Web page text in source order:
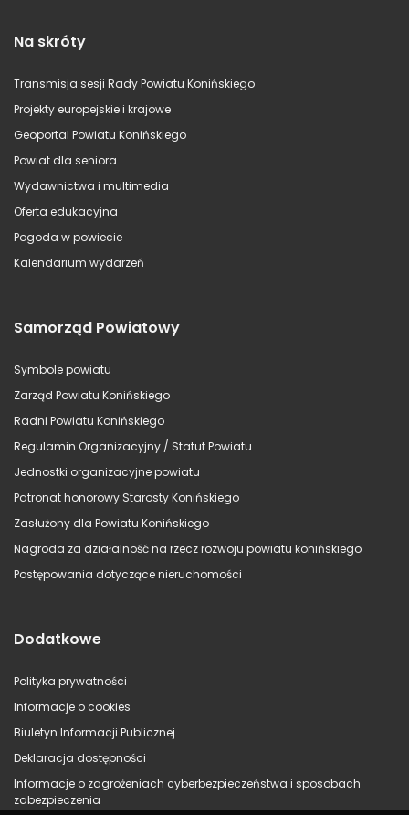
Na skróty
Transmisja sesji Rady Powiatu Konińskiego
Projekty europejskie i krajowe
Geoportal Powiatu Konińskiego
Powiat dla seniora
Wydawnictwa i multimedia
Oferta edukacyjna
Pogoda w powiecie
Kalendarium wydarzeń
Samorząd Powiatowy
Symbole powiatu
Zarząd Powiatu Konińskiego
Radni Powiatu Konińskiego
Regulamin Organizacyjny / Statut Powiatu
Jednostki organizacyjne powiatu
Patronat honorowy Starosty Konińskiego
Zasłużony dla Powiatu Konińskiego
Nagroda za działalność na rzecz rozwoju powiatu konińskiego
Postępowania dotyczące nieruchomości
Dodatkowe
Polityka prywatności
Informacje o cookies
Biuletyn Informacji Publicznej
Deklaracja dostępności
Informacje o zagrożeniach cyberbezpieczeństwa i sposobach
zabezpieczenia